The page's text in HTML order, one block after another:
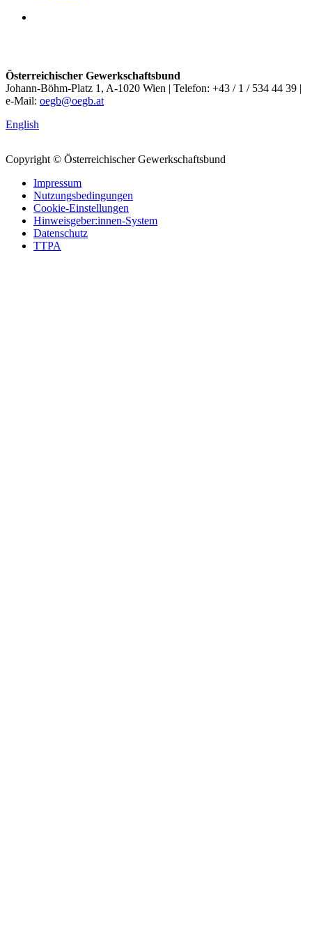
Österreichischer Gewerkschaftsbund
Johann-Böhm-Platz 1, A-1020 Wien | Telefon: +43 / 1 / 534 44 39 |
e-Mail: oegb@oegb.at
English
Copyright © Österreichischer Gewerkschaftsbund
Impressum
Nutzungsbedingungen
Cookie-Einstellungen
Hinweisgeber:innen-System
Datenschutz
TTPA